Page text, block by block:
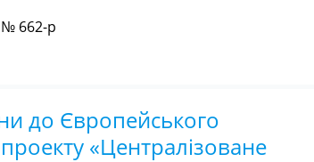
662-р
до Європейського
«Централізоване